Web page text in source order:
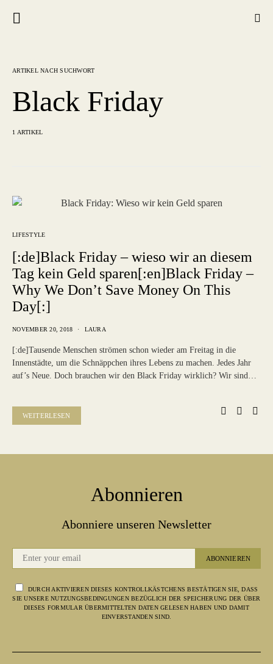
ARTIKEL NACH SUCHWORT
Black Friday
1 ARTIKEL
LIFESTYLE
[:de]Black Friday – wieso wir an diesem
Tag kein Geld sparen[:en]Black Friday –
Why We Don’t Save Money On This
Day[:]
NOVEMBER 20, 2018 LAURA
[:de]Tausende Menschen strömen schon wieder am Freitag in die
Innenstädte, um die Schnäppchen ihres Lebens zu machen. Jedes Jahr
auf’s Neue. Doch brauchen wir den Black Friday wirklich? Wir sind…
WEITERLESEN
Abonnieren
Abonniere unseren Newsletter
ABONNIEREN
DURCH AKTIVIEREN DIESES KONTROLLKÄSTCHENS BESTÄTIGEN SIE, DASS
SIE UNSERE NUTZUNGSBEDINGUNGEN BEZÜGLICH DER SPEICHERUNG DER ÜBER
DIESES FORMULAR ÜBERMITTELTEN DATEN GELESEN HABEN UND DAMIT
EINVERSTANDEN SIND.